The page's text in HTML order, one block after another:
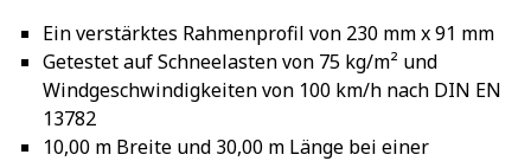
Ein verstärktes Rahmenprofil von 230 mm x 91 mm
Getestet auf Schneelasten von 75 kg/m² und
Windgeschwindigkeiten von 100 km/h nach DIN EN
13782
10,00 m Breite und 30,00 m Länge bei einer